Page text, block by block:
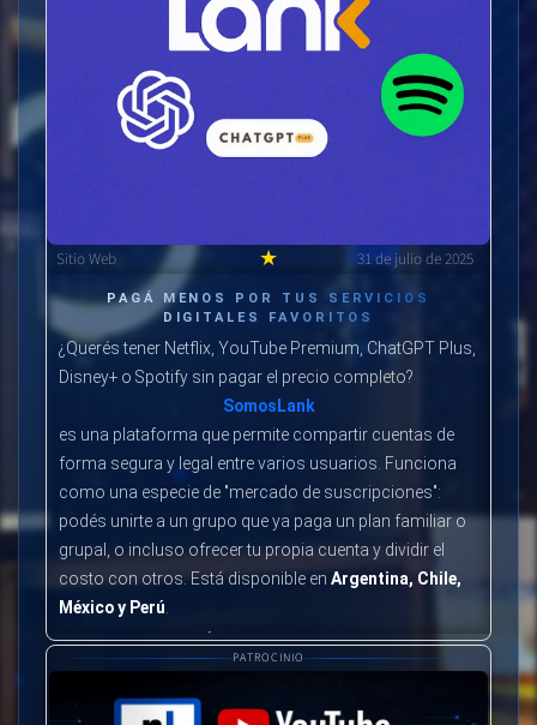
Sitio Web ★ 31 de julio de 2025
PAGÁ MENOS POR TUS SERVICIOS
DIGITALES FAVORITOS
¿Querés tener Netflix, YouTube Premium, ChatGPT Plus,
Disney+ o Spotify sin pagar el precio completo?
SomosLank
es una plataforma que permite compartir cuentas de
forma segura y legal entre varios usuarios. Funciona
como una especie de "mercado de suscripciones":
podés unirte a un grupo que ya paga un plan familiar o
grupal, o incluso ofrecer tu propia cuenta y dividir el
costo con otros. Está disponible en Argentina, Chile,
México y Perú.
¿CÓMO FUNCIONA?
Te registrás gratis en la web.
Elegís un servicio (Netflix, YouTube, Spotify, etc.).
PATROCINIO